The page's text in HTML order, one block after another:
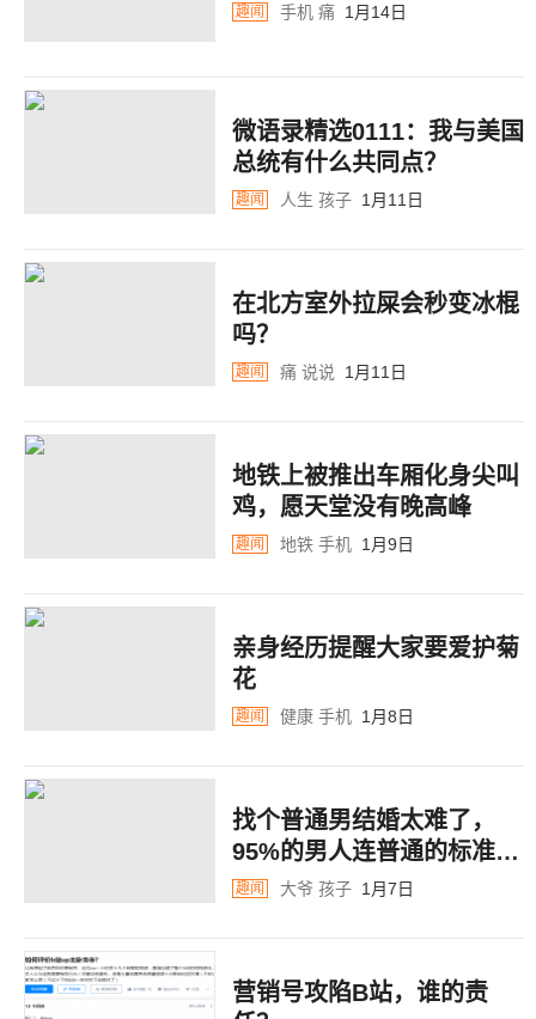
趣闻 手机 痛 1月14日
微语录精选0111：我与美国
总统有什么共同点？
趣闻 人生 孩子 1月11日
在北方室外拉屎会秒变冰棍
吗？
趣闻 痛 说说 1月11日
地铁上被推出车厢化身尖叫
鸡，愿天堂没有晚高峰
趣闻 地铁 手机 1月9日
亲身经历提醒大家要爱护菊
花
趣闻 健康 手机 1月8日
找个普通男结婚太难了，
95%的男人连普通的标准都
达不到
趣闻 大爷 孩子 1月7日
营销号攻陷B站，谁的责